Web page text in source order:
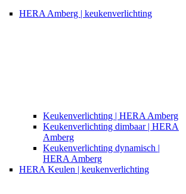
HERA Amberg | keukenverlichting
Keukenverlichting | HERA Amberg
Keukenverlichting dimbaar | HERA
Amberg
Keukenverlichting dynamisch |
HERA Amberg
HERA Keulen | keukenverlichting